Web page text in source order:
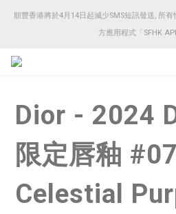
順豐香港將於4月14日起減少SMS短訊發送, 所
方應用程式「SFHK
順豐香港將於4月14日起減少SMS短訊發送, 所
方應用程式「SFHK
順豐香港將於4月14日起減少SMS短訊發送, 所
Dior - 2024
限定唇釉
Celestial